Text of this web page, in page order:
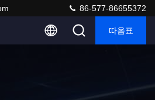
86-577-86655372
따옴표